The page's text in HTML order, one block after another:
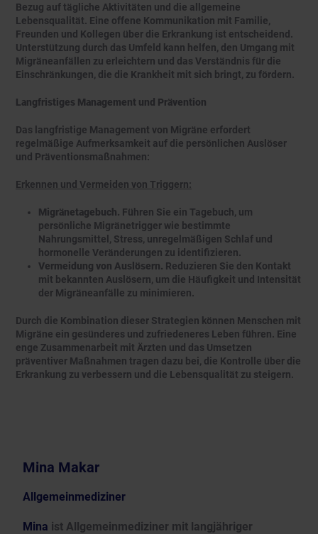
Bezug auf tägliche Aktivitäten und die allgemeine
Lebensqualität. Eine offene Kommunikation mit Familie,
Freunden und Kollegen über die Erkrankung ist entscheidend.
Unterstützung durch das Umfeld kann helfen, den Umgang mit
Migräneanfällen zu erleichtern und das Verständnis für die
Einschränkungen, die die Krankheit mit sich bringt, zu fördern.
Langfristiges Management und Prävention
Das langfristige Management von Migräne erfordert
regelmäßige Aufmerksamkeit auf die persönlichen Auslöser
und Präventionsmaßnahmen:
Erkennen und Vermeiden von Triggern:
Migränetagebuch. Führen Sie ein Tagebuch, um
persönliche Migränetrigger wie bestimmte
Nahrungsmittel, Stress, unregelmäßigen Schlaf und
hormonelle Veränderungen zu identifizieren.
Vermeidung von Auslösern. Reduzieren Sie den Kontakt
mit bekannten Auslösern, um die Häufigkeit und Intensität
der Migräneanfälle zu minimieren.
Durch die Kombination dieser Strategien können Menschen mit
Migräne ein gesünderes und zufriedeneres Leben führen. Eine
enge Zusammenarbeit mit Ärzten und das Umsetzen
präventiver Maßnahmen tragen dazu bei, die Kontrolle über die
Erkrankung zu verbessern und die Lebensqualität zu steigern.
Mina Makar
Allgemeinmediziner
Mina ist Allgemeinmediziner mit langjähriger